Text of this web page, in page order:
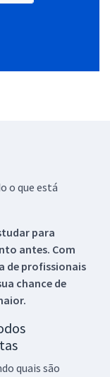
o que está
para
antes. Com
de profissionais
chance de
quais são